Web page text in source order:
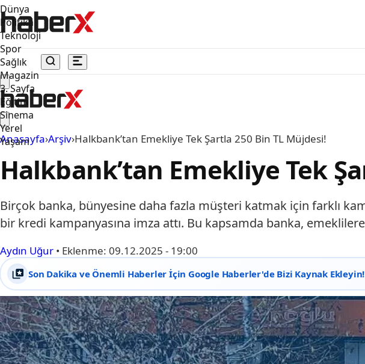
Dünya
Politika
Teknoloji
Spor
Sağlık
Magazin
3. Sayfa
Eğitim
Sinema
Yerel
Yaşam
Anasayfa›Arşiv›Halkbank’tan Emekliye Tek Şartla 250 Bin TL Müjdesi!
Halkbank’tan Emekliye Tek
Birçok banka, bünyesine daha fazla müşteri katmak için farklı
bir kredi kampanyasına imza attı. Bu kapsamda banka,
Aydın Uğur • Eklenme: 09.12.2025 - 19:00
Son Dakika ve Önemli Haberler İçin Google Haberler'de Bizi Kaynak Ekleyin!